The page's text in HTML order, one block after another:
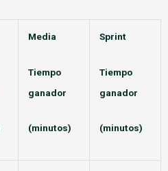
Media
Tiempo
ganador
(minutos)
Sprint
Tiempo
ganador
(minutos)